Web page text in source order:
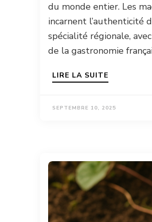
du monde entier. Les
incarnent l’authenticité
spécialité régionale,
de la gastronomie
LIRE LA SUITE
SEPTEMBRE 10, 2025